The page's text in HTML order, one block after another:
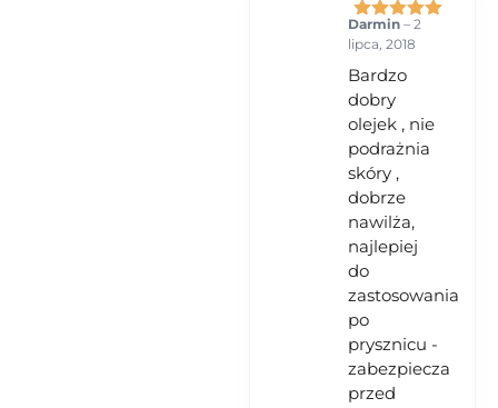
Oceniono
na 5
Darmin – 2
lipca, 2018
Bardzo
dobry
olejek , nie
podrażnia
skóry ,
dobrze
nawilża,
najlepiej
do
zastosowania
po
prysznicu -
zabezpiecza
przed